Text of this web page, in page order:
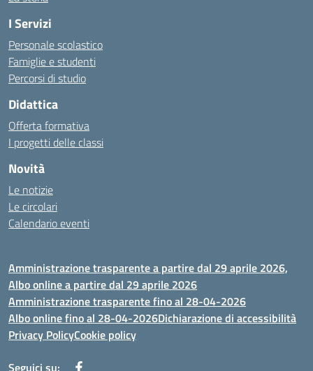
I Servizi
Personale scolastico
Famiglie e studenti
Percorsi di studio
Didattica
Offerta formativa
I progetti delle classi
Novità
Le notizie
Le circolari
Calendario eventi
Amministrazione trasparente a partire dal 29 aprile 2026,
Albo online a partire dal 29 aprile 2026
Amministrazione trasparente fino al 28-04-2026
Albo online fino al 28-04-2026Dichiarazione di accessibilità
Privacy PolicyCookie policy
Seguici su: